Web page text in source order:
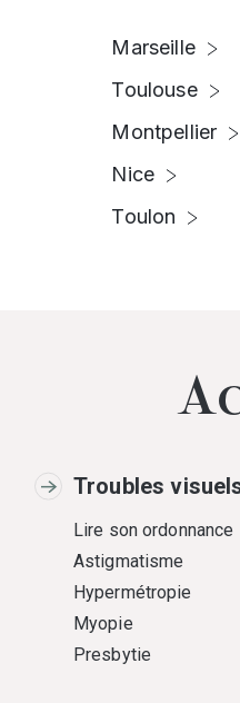
Marseille
Toulouse
Montpellier
Nice
Toulon
Troubles
Lire son ordonnance
Astigmatisme
Hypermétropie
Myopie
Presbytie